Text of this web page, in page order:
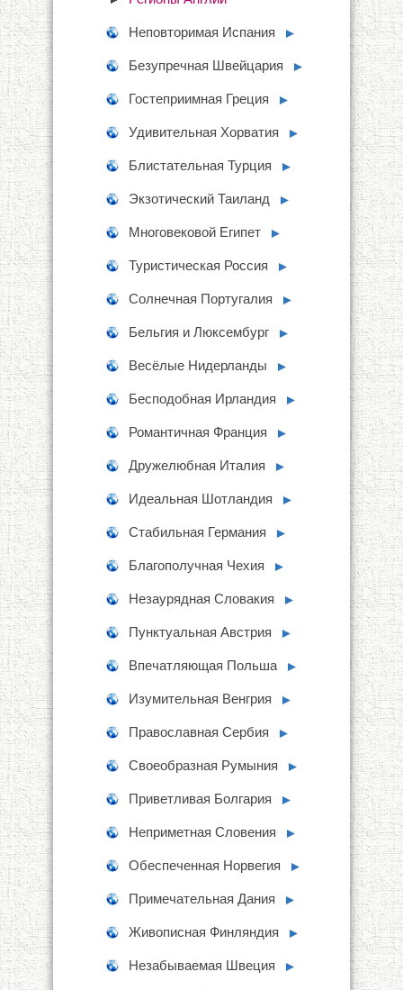
Неповторимая Испания ►
Безупречная Швейцария ►
Гостеприимная Греция ►
Удивительная Хорватия ►
Блистательная Турция ►
Экзотический Таиланд ►
Многовековой Египет ►
Туристическая Россия ►
Солнечная Португалия ►
Бельгия и Люксембург ►
Весёлые Нидерланды ►
Бесподобная Ирландия ►
Романтичная Франция ►
Дружелюбная Италия ►
Идеальная Шотландия ►
Стабильная Германия ►
Благополучная Чехия ►
Незаурядная Словакия ►
Пунктуальная Австрия ►
Впечатляющая Польша ►
Изумительная Венгрия ►
Православная Сербия ►
Своеобразная Румыния ►
Приветливая Болгария ►
Неприметная Словения ►
Обеспеченная Норвегия ►
Примечательная Дания ►
Живописная Финляндия ►
Незабываемая Швеция ►